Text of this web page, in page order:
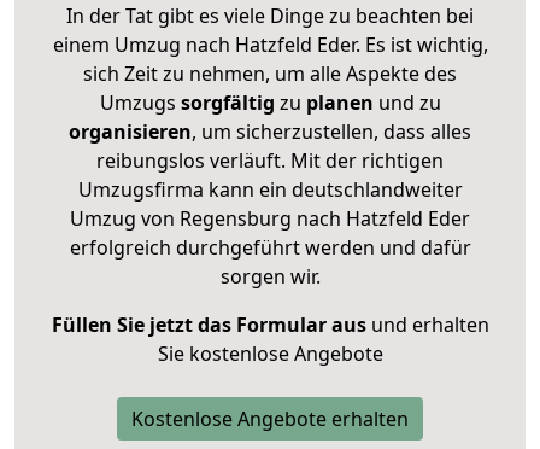
In der Tat gibt es viele Dinge zu beachten bei
einem Umzug nach Hatzfeld Eder. Es ist wichtig,
sich Zeit zu nehmen, um alle Aspekte des
Umzugs sorgfältig zu planen und zu
organisieren, um sicherzustellen, dass alles
reibungslos verläuft. Mit der richtigen
Umzugsfirma kann ein deutschlandweiter
Umzug von Regensburg nach Hatzfeld Eder
erfolgreich durchgeführt werden und dafür
sorgen wir.
Füllen Sie jetzt das Formular ausund erhalten
Sie kostenlose Angebote
Kostenlose Angebote erhalten